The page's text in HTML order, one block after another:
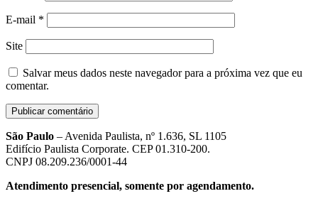
E-mail *
Site
Salvar meus dados neste navegador para a próxima vez que eu
comentar.
São Paulo – Avenida Paulista, nº 1.636, SL 1105
Edifício Paulista Corporate. CEP 01.310-200.
CNPJ 08.209.236/0001-44
Atendimento presencial, somente por agendamento.